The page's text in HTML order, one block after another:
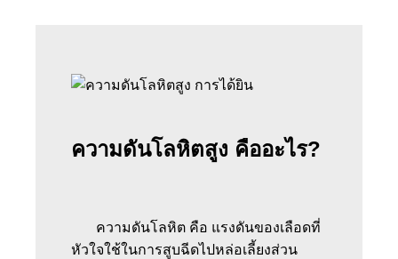
ความดันโลหิตสูง คืออะไร?
ความดันโลหิต คือ แรงดันของเลือดที่
หัวใจใช้ในการสูบฉีดไปหล่อเลี้ยงส่วน